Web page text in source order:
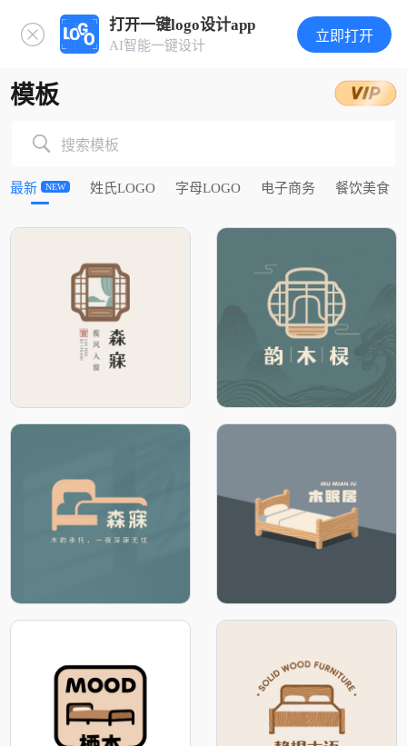
打开一键logo设计app
AI智能一键设计
立即打开
模板
搜索模板
最新 NEW 姓氏LOGO 字母LOGO 电子商务 餐饮美食